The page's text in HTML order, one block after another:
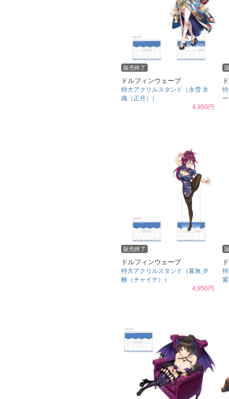
販売終了
ドルフィンウェーブ
特大アクリルスタンド（永雪 氷
織（正月））
4,950円
販売終了
ドルフィンウェーブ
特大アクリルスタンド（暮無 夕
離（チャイナ））
4,950円